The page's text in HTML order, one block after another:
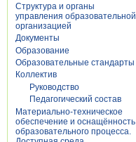
Структура и органы
управления образовательной
организацией
Документы
Образование
Образовательные стандарты
Коллектив
Руководство
Педагогический состав
Материально-техническое
обеспечение и оснащённость
образовательного процесса.